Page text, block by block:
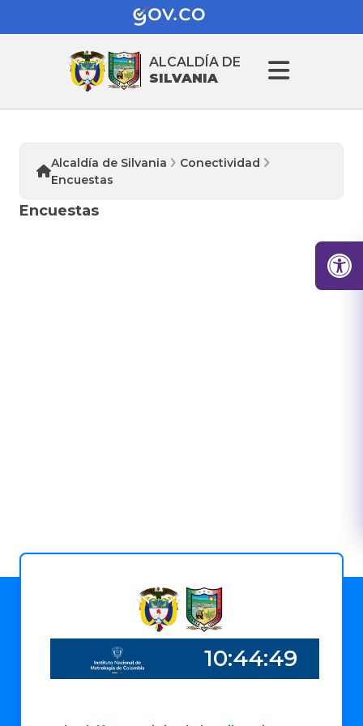
ALCALDÍA DE
SILVANIA
Alcaldía de Silvania
Conectividad
Encuestas
Encuestas